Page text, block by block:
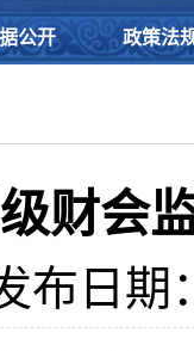
公开 政策法
财会
布日期